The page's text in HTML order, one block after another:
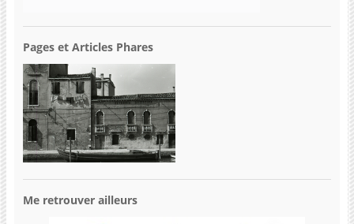
Pages et Articles Phares
Me retrouver ailleurs